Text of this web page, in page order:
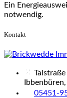
Ein
notwendig.
Kontakt
05451-